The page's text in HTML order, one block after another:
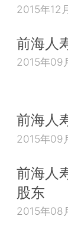
2015年12
前海人
2015年09
前海人
2015年09
前海人
股东
2015年08